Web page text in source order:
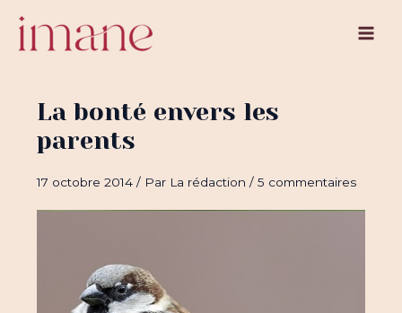
contenu
Main
La bonté envers les
parents
17 octobre 2014/ Par La rédaction/5 commentaires